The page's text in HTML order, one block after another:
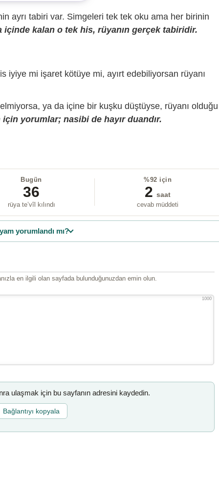
ayrı tabiri var. Simgeleri tek tek oku ama her birinin
içinde kalan o tek his, rüyanın gerçek tabiridir.
iyiye mi işaret kötüye mi, ayırt edebiliyorsan rüyanı
ya da içine bir kuşku düştüyse, rüyanı olduğu
yorumlar; nasibi de hayır duandır.
Bugün
36
rüya te’vîl kılındı
%92 için
2 saat
cevab müddeti
yorumlandı mı?
en ilgili olan sayfada bulunduğunuzdan emin olun.
1000
ulaşmak için bu sayfanın adresini kaydedin.
Bağlantıyı kopyala